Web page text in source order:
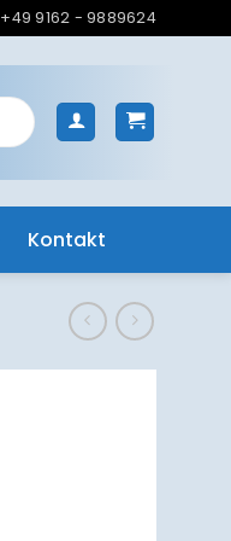
+49 9162 - 9889624
Kontakt